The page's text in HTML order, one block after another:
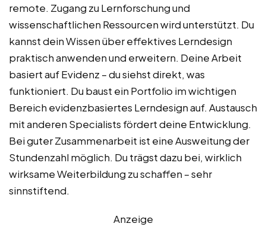
remote. Zugang zu Lernforschung und
wissenschaftlichen Ressourcen wird unterstützt. Du
kannst dein Wissen über effektives Lerndesign
praktisch anwenden und erweitern. Deine Arbeit
basiert auf Evidenz – du siehst direkt, was
funktioniert. Du baust ein Portfolio im wichtigen
Bereich evidenzbasiertes Lerndesign auf. Austausch
mit anderen Specialists fördert deine Entwicklung.
Bei guter Zusammenarbeit ist eine Ausweitung der
Stundenzahl möglich. Du trägst dazu bei, wirklich
wirksame Weiterbildung zu schaffen – sehr
sinnstiftend.
Anzeige